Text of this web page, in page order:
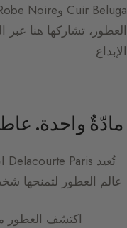
العطور، تشاركها هنا
الإبداع.
مادّةٌ واحدة.
تُعيد Delacourte Paris
عالم العطور لتمنحها
اكتشف العطور